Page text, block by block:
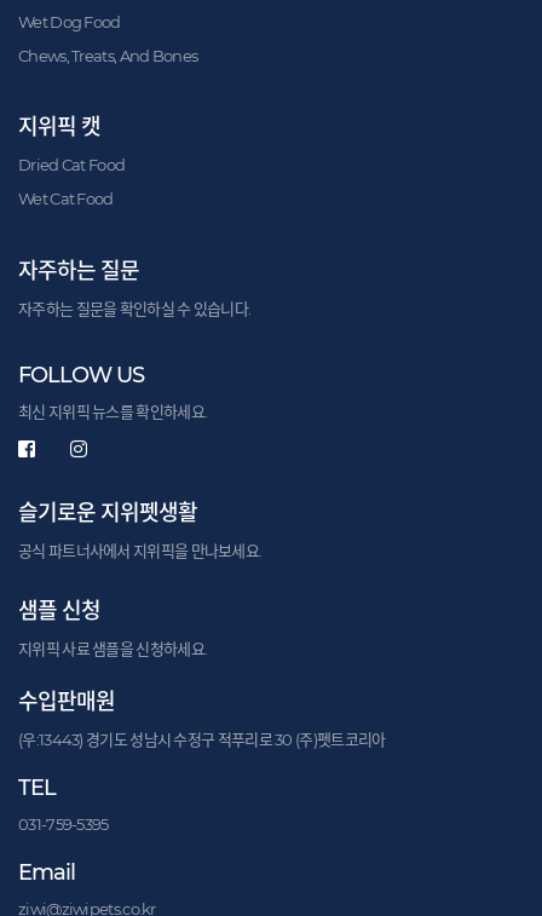
Wet Dog Food
Chews, Treats, And Bones
지위픽 캣
Dried Cat Food
Wet Cat Food
자주하는 질문
자주하는 질문을 확인하실 수 있습니다.
FOLLOW US
최신 지위픽 뉴스를 확인하세요.
슬기로운 지위펫생활
공식 파트너사에서 지위픽을 만나보세요.
샘플 신청
지위픽 사료 샘플을 신청하세요.
수입판매원
(우:13443) 경기도 성남시 수정구 적푸리로 30 (주)펫트코리아
TEL
031-759-5395
Email
ziwi@ziwipets.co.kr